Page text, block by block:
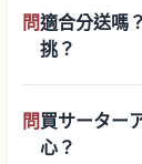
問適合分送嗎
挑？
問買サーター
心？